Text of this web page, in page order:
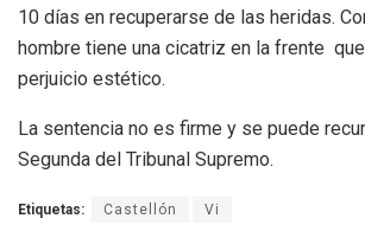
10 días en recuperarse de las heridas.
hombre tiene una cicatriz en la frente
perjuicio estético.
La sentencia no es firme y se puede
Segunda del Tribunal Supremo.
Etiquetas: Castellón Vi